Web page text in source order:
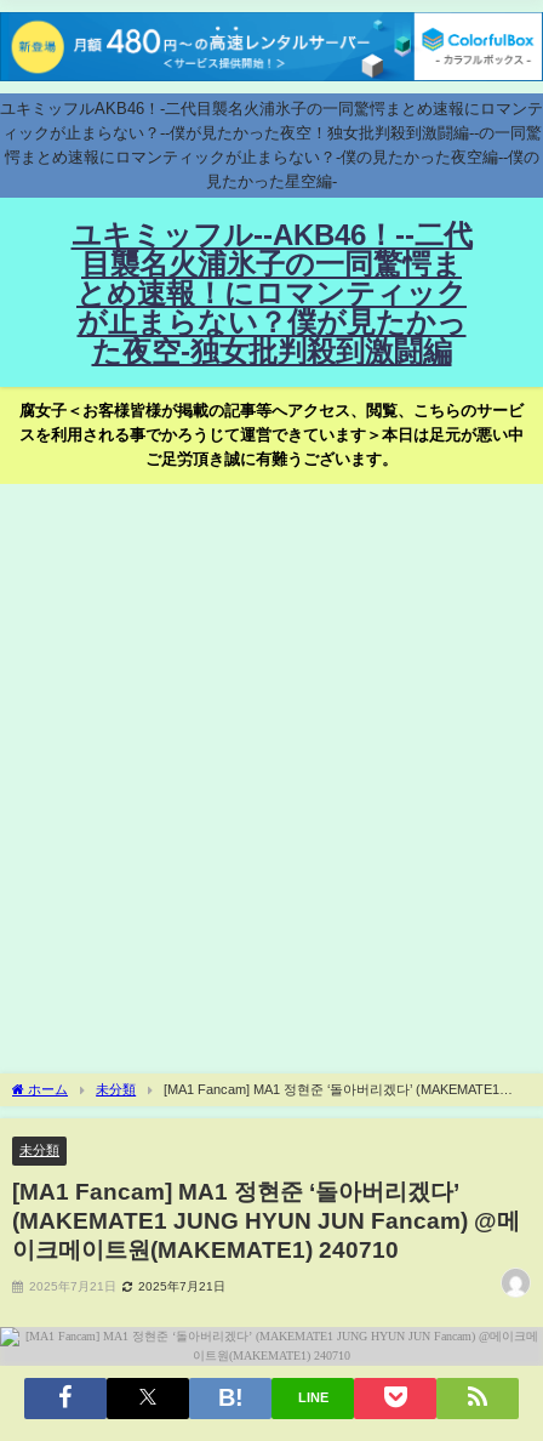
ユキミッフルAKB46！-二代目襲名火浦氷子の一同驚愕まとめ速報にロマンテ
ィックが止まらない？--僕が見たかった夜空！独女批判殺到激闘編--の一同驚
愕まとめ速報にロマンティックが止まらない？-僕の見たかった夜空編--僕の
見たかった星空編-
ユキミッフル--AKB46！--二代
目襲名火浦氷子の一同驚愕ま
とめ速報！にロマンティック
が止まらない？僕が見たかっ
た夜空-独女批判殺到激闘編
腐女子＜お客様皆様が掲載の記事等へアクセス、閲覧、こちらのサービ
スを利用される事でかろうじて運営できています＞本日は足元が悪い中
ご足労頂き誠に有難うございます。
ホーム 未分類
[MA1 Fancam] MA1 정현준 ‘돌아버리겠다’ (MAKEMATE1
JUNG HYUN JUN Fancam) @메이크메이트원(MAKEMATE1) 240710
未分類
[MA1 Fancam] MA1 정현준 ‘돌아버리겠다’
(MAKEMATE1 JUNG HYUN JUN Fancam) @메
이크메이트원(MAKEMATE1) 240710
2025年7月21日 2025年7月21日
LINE